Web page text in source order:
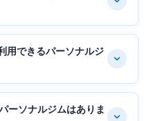
用できるパーソナルジ
ーソナルジムはありま